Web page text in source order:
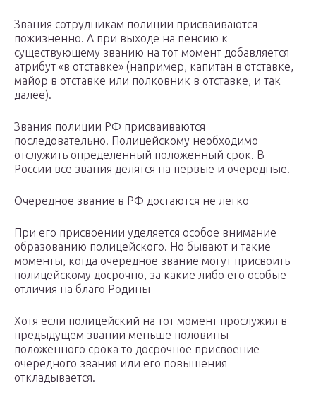
Звания сотрудникам полиции присваиваются
пожизненно. А при выходе на пенсию к
существующему званию на тот момент добавляется
атрибут «в отставке» (например, капитан в отставке,
майор в отставке или полковник в отставке, и так
далее).
Звания полиции РФ присваиваются
последовательно. Полицейскому необходимо
отслужить определенный положенный срок. В
России все звания делятся на первые и очередные.
Очередное звание в РФ достаются не легко
При его присвоении уделяется особое внимание
образованию полицейского. Но бывают и такие
моменты, когда очередное звание могут присвоить
полицейскому досрочно, за какие либо его особые
отличия на благо Родины
Хотя если полицейский на тот момент прослужил в
предыдущем звании меньше половины
положенного срока то досрочное присвоение
очередного звания или его повышения
откладывается.